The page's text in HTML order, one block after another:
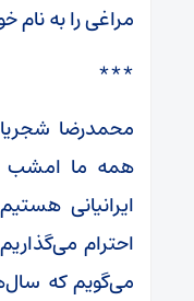
مراغی را به نام
***
محمدرضا
همه ما امشب
ایرانیانی
احترام
می‌گویم که